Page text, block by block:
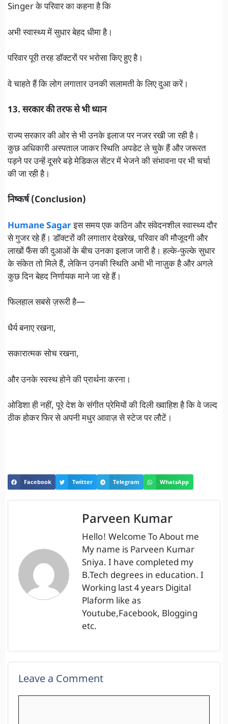
Singer के परिवार का कहना है कि
अभी स्वास्थ्य में सुधार बेहद धीमा है।
परिवार पूरी तरह डॉक्टरों पर भरोसा किए हुए है।
वे चाहते हैं कि लोग लगातार उनकी सलामती के लिए दुआ करें।
13. सरकार की तरफ से भी ध्यान
राज्य सरकार की ओर से भी उनके इलाज पर नजर रखी जा रही है।
कुछ अधिकारी अस्पताल जाकर स्थिति अपडेट ले चुके हैं और जरूरत
पड़ने पर उन्हें दूसरे बड़े मेडिकल सेंटर में भेजने की संभावना पर भी चर्चा
की जा रही है।
निष्कर्ष (Conclusion)
Humane Sagarइस समय एक कठिन और संवेदनशील स्वास्थ्य दौर
से गुजर रहे हैं। डॉक्टरों की लगातार देखरेख, परिवार की मौजूदगी और
लाखों फैंस की दुआओं के बीच उनका इलाज जारी है। हल्के-फुल्के सुधार
के संकेत तो मिले हैं, लेकिन उनकी स्थिति अभी भी नाज़ुक है और अगले
कुछ दिन बेहद निर्णायक माने जा रहे हैं।
फिलहाल सबसे ज़रूरी है—
धैर्य बनाए रखना,
सकारात्मक सोच रखना,
और उनके स्वस्थ होने की प्रार्थना करना।
ओडिशा ही नहीं, पूरे देश के संगीत प्रेमियों की दिली ख्वाहिश है कि वे जल्द
ठीक होकर फिर से अपनी मधुर आवाज़ से स्टेज पर लौटें।
Facebook Twitter Telegram WhatsApp
Parveen Kumar
Hello! Welcome To About me
My name is Parveen Kumar
Sniya. I have completed my
B.Tech degrees in education. I
Working last 4 years Digital
Plaform like as
Youtube,Facebook, Blogging
etc.
Leave a Comment